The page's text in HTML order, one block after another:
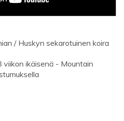
/ Huskyn sekarotuinen koira
ikäisenä - Mountain